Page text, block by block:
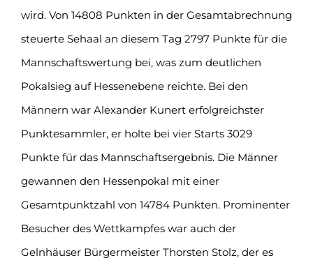
wird. Von 14808 Punkten in der Gesamtabrechnung
steuerte Sehaal an diesem Tag 2797 Punkte für die
Mannschaftswertung bei, was zum deutlichen
Pokalsieg auf Hessenebene reichte. Bei den
Männern war Alexander Kunert erfolgreichster
Punktesammler, er holte bei vier Starts 3029
Punkte für das Mannschaftsergebnis. Die Männer
gewannen den Hessenpokal mit einer
Gesamtpunktzahl von 14784 Punkten. Prominenter
Besucher des Wettkampfes war auch der
Gelnhäuser Bürgermeister Thorsten Stolz, der es